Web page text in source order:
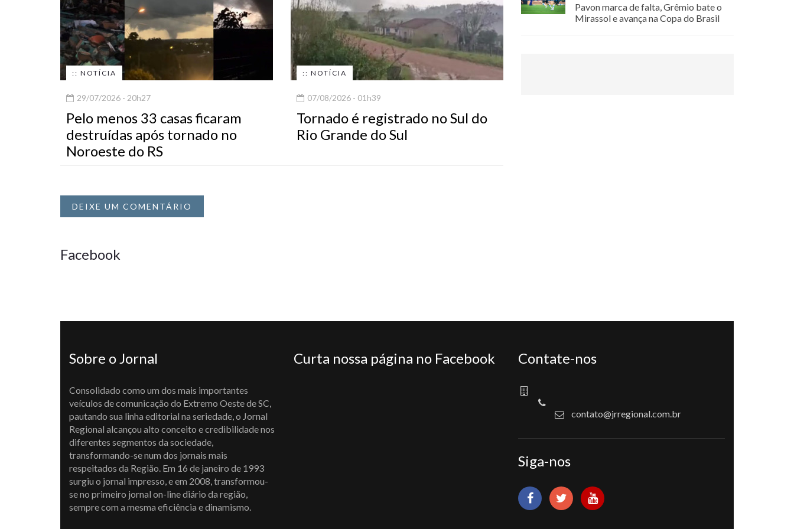
:: NOTÍCIA
29/07/2026 - 20h27
Pelo menos 33 casas ficaram
destruídas após tornado no
Noroeste do RS
:: NOTÍCIA
07/08/2026 - 01h39
Tornado é registrado no Sul do
Rio Grande do Sul
DEIXE UM COMENTÁRIO
Facebook
Pavon marca de falta, Grêmio bate o
Mirassol e avança na Copa do Brasil
Sobre o Jornal
Consolidado como um dos mais importantes
veículos de comunicação do Extremo Oeste de SC,
pautando sua linha editorial na seriedade, o Jornal
Regional alcançou alto conceito e credibilidade nos
diferentes segmentos da sociedade,
transformando-se num dos jornais mais
respeitados da Região. Em 16 de janeiro de 1993
surgiu o jornal impresso, e em 2008, transformou-
se no primeiro jornal on-line diário da região,
sempre com a mesma eficiência e dinamismo.
Curta nossa página no Facebook Contate-nos
contato@jrregional.com.br
Siga-nos